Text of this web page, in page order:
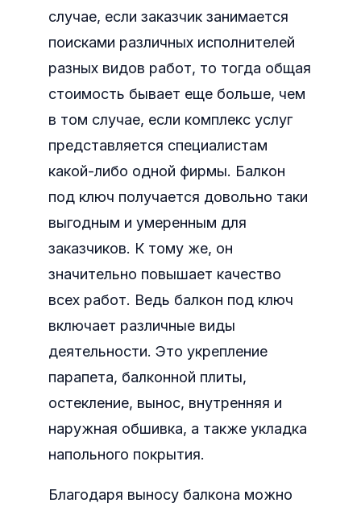
случае, если заказчик занимается
поисками различных исполнителей
разных видов работ, то тогда общая
стоимость бывает еще больше, чем
в том случае, если комплекс услуг
представляется специалистам
какой-либо одной фирмы. Балкон
под ключ получается довольно таки
выгодным и умеренным для
заказчиков. К тому же, он
значительно повышает качество
всех работ. Ведь балкон под ключ
включает различные виды
деятельности. Это укрепление
парапета, балконной плиты,
остекление, вынос, внутренняя и
наружная обшивка, а также укладка
напольного покрытия.
Благодаря выносу балкона можно